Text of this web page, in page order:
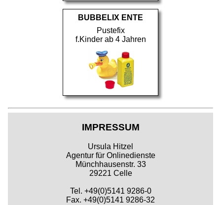
BUBBELIX ENTE
Pustefix
f.Kinder ab 4 Jahren
IMPRESSUM
Ursula Hitzel
Agentur für Onlinedienste
Münchhausenstr. 33
29221 Celle
Tel. +49(0)5141 9286-0
Fax. +49(0)5141 9286-32